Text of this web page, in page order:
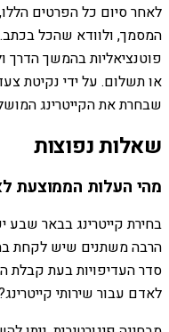
לאחר סיום כל הפרטים
המסמך, ולוודא שהכל בכתב.
פוטנציאליות בהמשך הדרך
או תשלום. על ידי נקיטת
שבחרת את הקייטרינג
שאלות נפוצות
מהי העלות הממוצעת
בחירת קייטרינג בבאר שבע
הרבה משתנים שיש לקחת
סדר העדיפויות בעת קבלת
לאדם עבור שירותי